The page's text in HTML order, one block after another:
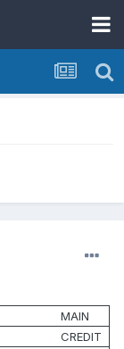
MAIN
CREDIT